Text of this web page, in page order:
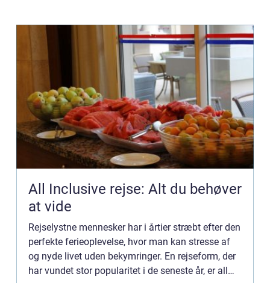
All Inclusive rejse: Alt du behøver
at vide
Rejselystne mennesker har i årtier stræbt efter den
perfekte ferieoplevelse, hvor man kan stresse af
og nyde livet uden bekymringer. En rejseform, der
har vundet stor popularitet i de seneste år, er all